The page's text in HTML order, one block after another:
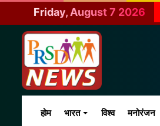
Friday, August 7 2026
होम भारत विश्व मनोरंजन